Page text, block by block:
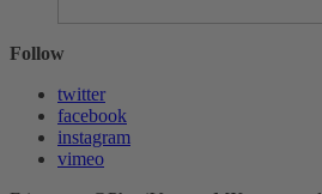
Las
Follow
twitter
facebook
instagram
vimeo